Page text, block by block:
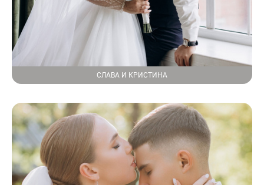
СЛАВА И КРИСТИНА